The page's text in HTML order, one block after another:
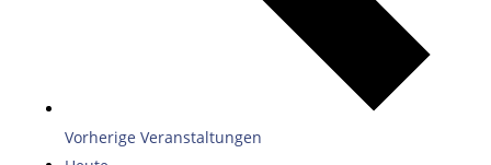
Vorherige Veranstaltungen